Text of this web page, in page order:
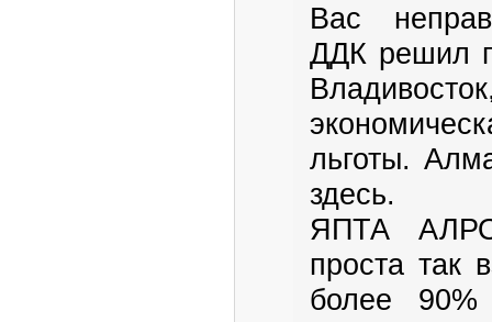
Вас
ДДК решил
льготы.
здесь.
ЯПТА
проста так
более